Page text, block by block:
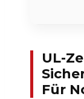
UL-
Für